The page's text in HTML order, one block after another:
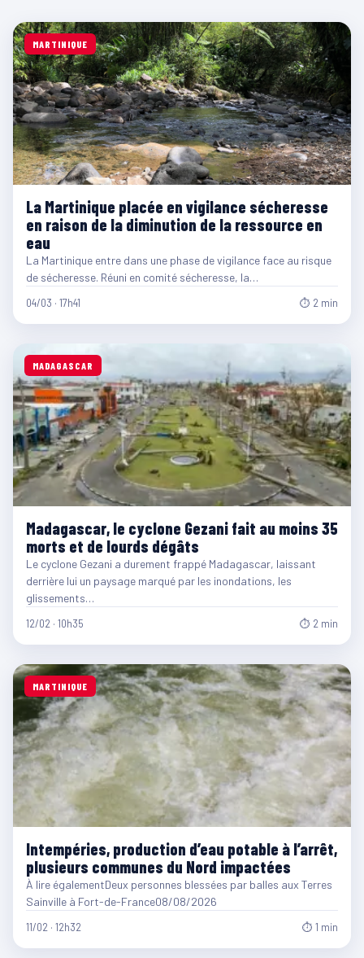
MARTINIQUE
La Martinique placée en vigilance sécheresse
en raison de la diminution de la ressource en
eau
La Martinique entre dans une phase de vigilance face au risque
de sécheresse. Réuni en comité sécheresse, la…
04/03 · 17h41 ⏱ 2 min
MADAGASCAR
Madagascar, le cyclone Gezani fait au moins 35
morts et de lourds dégâts
Le cyclone Gezani a durement frappé Madagascar, laissant
derrière lui un paysage marqué par les inondations, les
glissements…
12/02 · 10h35 ⏱ 2 min
MARTINIQUE
Intempéries, production d’eau potable à l’arrêt,
plusieurs communes du Nord impactées
À lire égalementDeux personnes blessées par balles aux Terres
Sainville à Fort-de-France08/08/2026
11/02 · 12h32 ⏱ 1 min